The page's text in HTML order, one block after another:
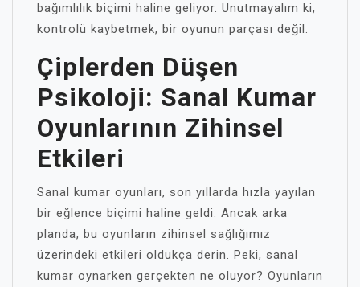
bağımlılık biçimi haline geliyor. Unutmayalım ki,
kontrolü kaybetmek, bir oyunun parçası değil.
Çiplerden Düşen
Psikoloji: Sanal Kumar
Oyunlarının Zihinsel
Etkileri
Sanal kumar oyunları, son yıllarda hızla yayılan
bir eğlence biçimi haline geldi. Ancak arka
planda, bu oyunların zihinsel sağlığımız
üzerindeki etkileri oldukça derin. Peki, sanal
kumar oynarken gerçekten ne oluyor? Oyunların